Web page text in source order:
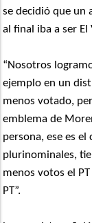
se decidió que un
al final iba a ser El
“Nosotros
ejemplo en un
menos votado,
emblema de
persona, ese es
plurinominales,
menos votos el
PT”.